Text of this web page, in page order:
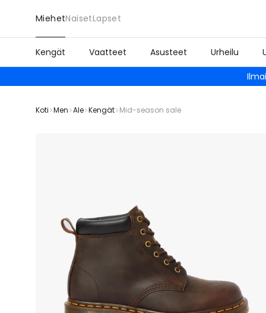
MiehetNaisetLapset
Kengät Vaatteet Asusteet Urheilu
Koti Men Ale Kengät Mid-season sale